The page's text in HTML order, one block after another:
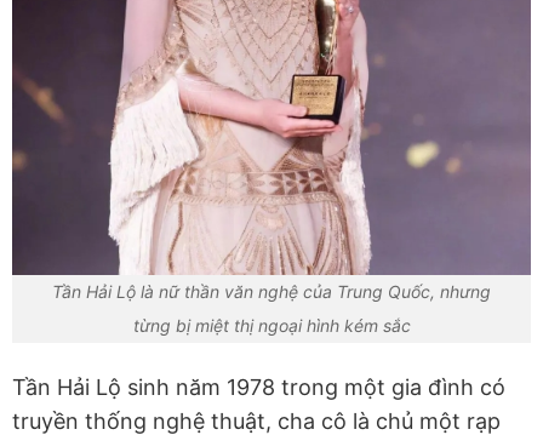
Tần Hải Lộ là nữ thần văn nghệ của Trung Quốc, nhưng
từng bị miệt thị ngoại hình kém sắc
Tần Hải Lộ sinh năm 1978 trong một gia đình có
truyền thống nghệ thuật, cha cô là chủ một rạp